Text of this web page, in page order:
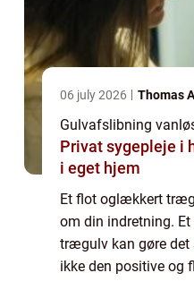
06 july 2026 Thomas
Gulvafslibning
Privat sygepleje i
i eget hjem
Et flot oglækkert
om din indretning.
trægulv kan gøre det
ikke den positive og